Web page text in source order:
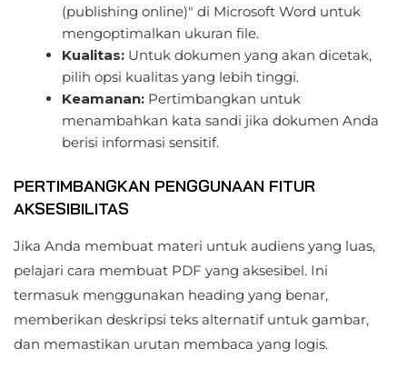
(publishing online)" di Microsoft Word untuk
mengoptimalkan ukuran file.
Kualitas: Untuk dokumen yang akan dicetak,
pilih opsi kualitas yang lebih tinggi.
Keamanan: Pertimbangkan untuk
menambahkan kata sandi jika dokumen Anda
berisi informasi sensitif.
PERTIMBANGKAN PENGGUNAAN FITUR
AKSESIBILITAS
Jika Anda membuat materi untuk audiens yang luas,
pelajari cara membuat PDF yang aksesibel. Ini
termasuk menggunakan heading yang benar,
memberikan deskripsi teks alternatif untuk gambar,
dan memastikan urutan membaca yang logis.